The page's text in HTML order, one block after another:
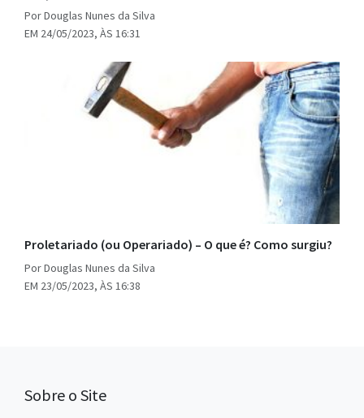
Por Douglas Nunes da Silva
EM 24/05/2023, ÀS 16:31
Proletariado (ou Operariado) – O que é? Como surgiu?
Por Douglas Nunes da Silva
EM 23/05/2023, ÀS 16:38
Sobre o Site